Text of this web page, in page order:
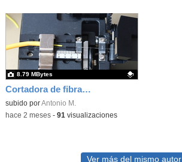
Cortadora de fibra óptica
Contenido educativo.
subido porAntonio M.
8.79 MBytes
-hace 2 meses- 91 visualizaciones
Ver más del mismo autor